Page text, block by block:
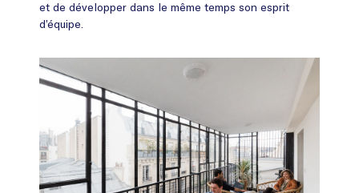
et de développer dans le même temps son esprit
d’équipe.